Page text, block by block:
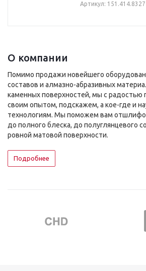
Артикул: 151.414.8327
О компании
Помимо продажи новейшего
составов и алмазно-абразивных
каменных поверхностей, мы с радостью
своим опытом, подскажем, а кое-где и
технологиям. Мы поможем вам
до полного блеска, до полуглянцевого
ровной матовой поверхности.
Подробнее